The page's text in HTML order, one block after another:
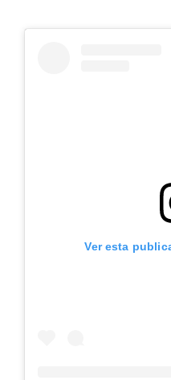
Ver esta